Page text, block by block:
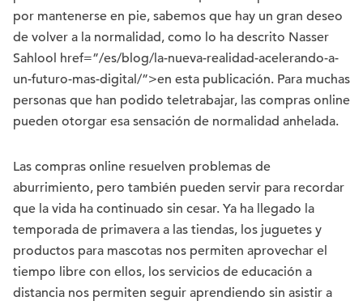
por mantenerse en pie, sabemos que hay un gran deseo
de volver a la normalidad, como lo ha descrito Nasser
Sahlool href=”/es/blog/la-nueva-realidad-acelerando-a-
un-futuro-mas-digital/”>en esta publicación. Para muchas
personas que han podido teletrabajar, las compras online
pueden otorgar esa sensación de normalidad anhelada.
Las compras online resuelven problemas de
aburrimiento, pero también pueden servir para recordar
que la vida ha continuado sin cesar. Ya ha llegado la
temporada de primavera a las tiendas, los juguetes y
productos para mascotas nos permiten aprovechar el
tiempo libre con ellos, los servicios de educación a
distancia nos permiten seguir aprendiendo sin asistir a